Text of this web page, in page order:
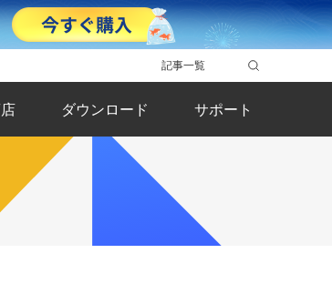
記事一覧
ダウンロード サポート